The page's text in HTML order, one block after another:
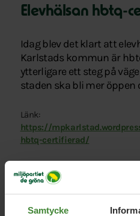
Samtycke
Elevhälsan hbtq-
Idag blev det klart att
Karlstads kommun är
ytterligare ett steg på
staden ska bli mer öppen
Länk:
https://
hbtq-certifierad/